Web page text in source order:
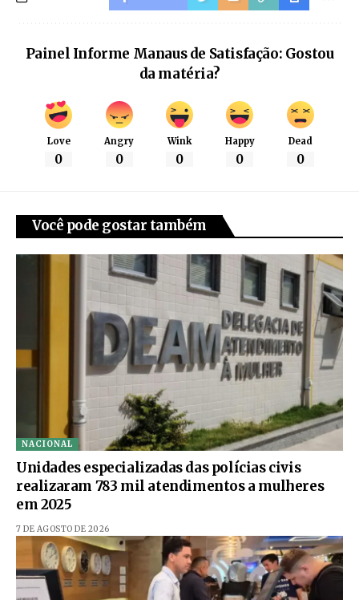
Painel Informe Manaus de Satisfação: Gostou
da matéria?
Love
0
Angry
0
Wink
0
Happy
0
Dead
0
Você pode gostar também
NACIONAL
Unidades especializadas das polícias civis
realizaram 783 mil atendimentos a mulheres
em 2025
7 DE AGOSTO DE 2026